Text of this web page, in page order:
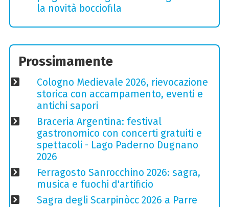
la novità bocciofila
Prossimamente
Cologno Medievale 2026, rievocazione
storica con accampamento, eventi e
antichi sapori
Braceria Argentina: festival
gastronomico con concerti gratuiti e
spettacoli - Lago Paderno Dugnano
2026
Ferragosto Sanrocchino 2026: sagra,
musica e fuochi d'artificio
Sagra degli Scarpinòcc 2026 a Parre